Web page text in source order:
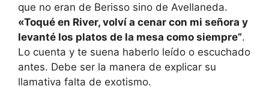
que no eran de Berisso sino de Avellaneda.
«Toqué en River, volví a cenar con mi señora y
levanté los platos de la mesa como siempre”.
Lo cuenta y te suena haberlo leído o escuchado
antes. Debe ser la manera de explicar su
llamativa falta de exotismo.